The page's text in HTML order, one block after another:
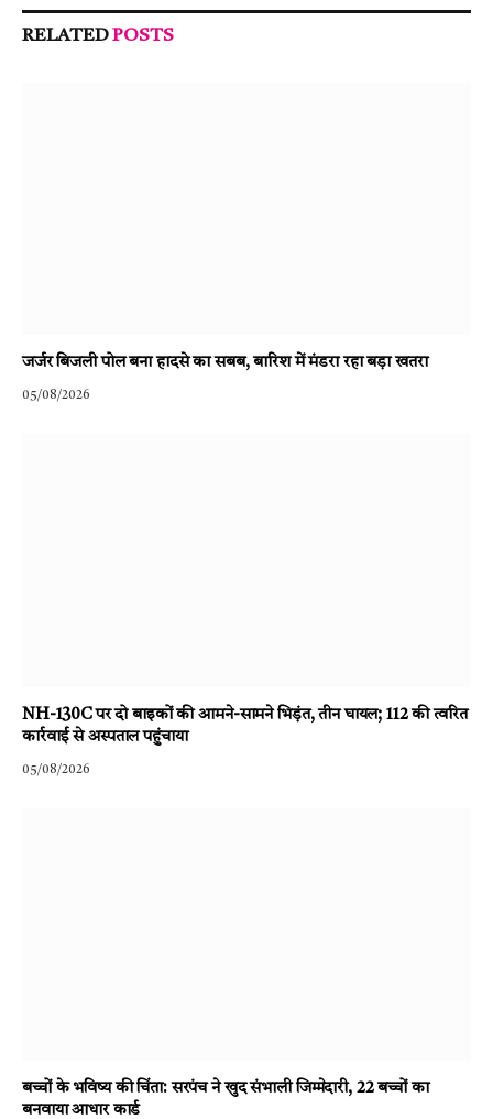
RELATEDPOSTS
जर्जर बिजली पोल बना हादसे का सबब, बारिश में मंडरा रहा बड़ा खतरा
05/08/2026
NH-130C पर दो बाइकों की आमने-सामने भिड़ंत, तीन घायल; 112 की त्वरित
कार्रवाई से अस्पताल पहुंचाया
05/08/2026
बच्चों के भविष्य की चिंता: सरपंच ने खुद संभाली जिम्मेदारी, 22 बच्चों का
बनवाया आधार कार्ड